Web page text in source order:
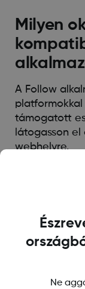
Milyen
A Follow
platformokkal
támogatott
látogasson el
webhelyre.
Ne